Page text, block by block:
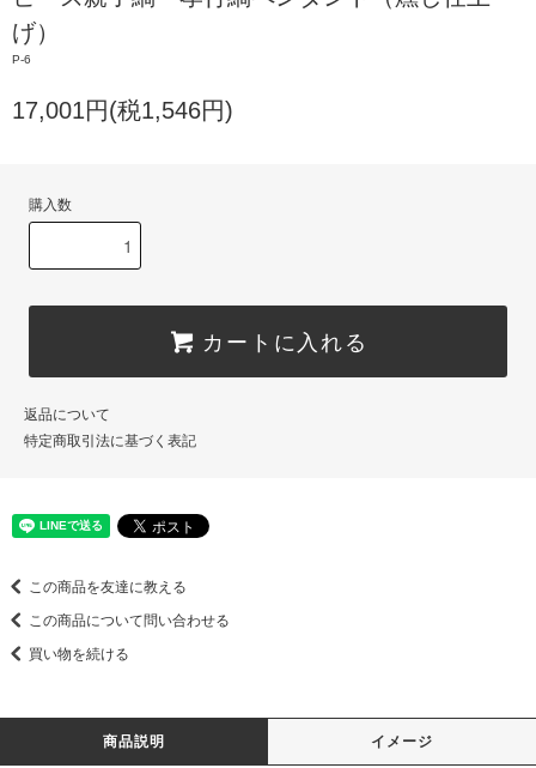
げ）
P-6
17,001円(税1,546円)
購入数
カートに入れる
返品について
特定商取引法に基づく表記
この商品を友達に教える
この商品について問い合わせる
買い物を続ける
商品説明 イメージ